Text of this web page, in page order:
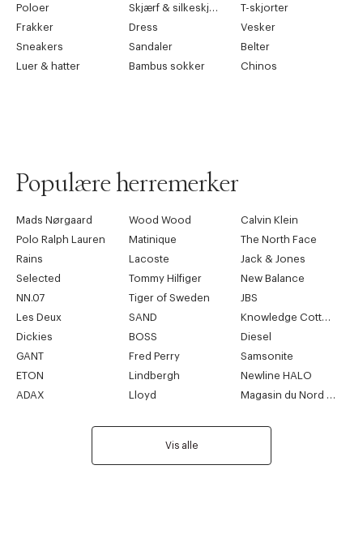
Poloer
Skjærf & silkeskjærf
T-skjorter
Frakker
Dress
Vesker
Sneakers
Sandaler
Belter
Luer & hatter
Bambus sokker Chinos
Populære herremerker
Mads Nørgaard Wood Wood
Calvin Klein
Polo Ralph Lauren
Matinique
The North Face
Rains
Lacoste
Jack & Jones
Selected
Tommy Hilfiger
New Balance
NN.07
Tiger of Sweden
JBS
Les Deux
SAND
Knowledge Cotton Apparel
Dickies
BOSS
Diesel
GANT
Fred Perry
Samsonite
ETON
Lindbergh
Newline HALO
ADAX
Lloyd Magasin du Nord Collection
Vis alle